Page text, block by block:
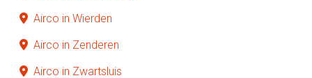
Airco in Wierden
Airco in Zenderen
Airco in Zwartsluis